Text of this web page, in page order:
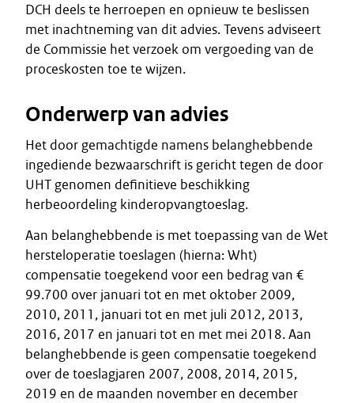
DCH deels te herroepen en opnieuw te beslissen
met inachtneming van dit advies. Tevens adviseert
de Commissie het verzoek om vergoeding van de
proceskosten toe te wijzen.
Onderwerp van advies
Het door gemachtigde namens belanghebbende
ingediende bezwaarschrift is gericht tegen de door
UHT genomen definitieve beschikking
herbeoordeling kinderopvangtoeslag.
Aan belanghebbende is met toepassing van de Wet
hersteloperatie toeslagen (hierna: Wht)
compensatie toegekend voor een bedrag van €
99.700 over januari tot en met oktober 2009,
2010, 2011, januari tot en met juli 2012, 2013,
2016, 2017 en januari tot en met mei 2018. Aan
belanghebbende is geen compensatie toegekend
over de toeslagjaren 2007, 2008, 2014, 2015,
2019 en de maanden november en december